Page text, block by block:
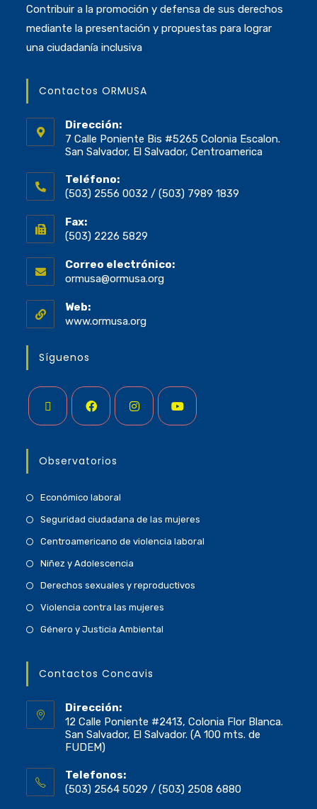
Contribuir a la promoción y defensa de sus derechos
mediante la presentación y propuestas para lograr
una ciudadanía inclusiva
Contactos ORMUSA
Dirección:
7 Calle Poniente Bis #5265 Colonia Escalon.
San Salvador, El Salvador, Centroamerica
Teléfono:
(503) 2556 0032 / (503) 7989 1839
Fax:
(503) 2226 5829
Correo electrónico:
ormusa@ormusa.org
Web:
www.ormusa.org
Síguenos
Observatorios
Económico laboral
Seguridad ciudadana de las mujeres
Centroamericano de violencia laboral
Niñez y Adolescencia
Derechos sexuales y reproductivos
Violencia contra las mujeres
Género y Justicia Ambiental
Contactos Concavis
Dirección:
12 Calle Poniente #2413, Colonia Flor Blanca.
San Salvador, El Salvador. (A 100 mts. de
FUDEM)
Telefonos:
(503) 2564 5029 / (503) 2508 6880